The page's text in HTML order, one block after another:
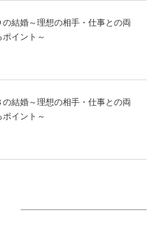
の結婚～理想の相手・仕事との両
イント～
の結婚～理想の相手・仕事との両
イント～